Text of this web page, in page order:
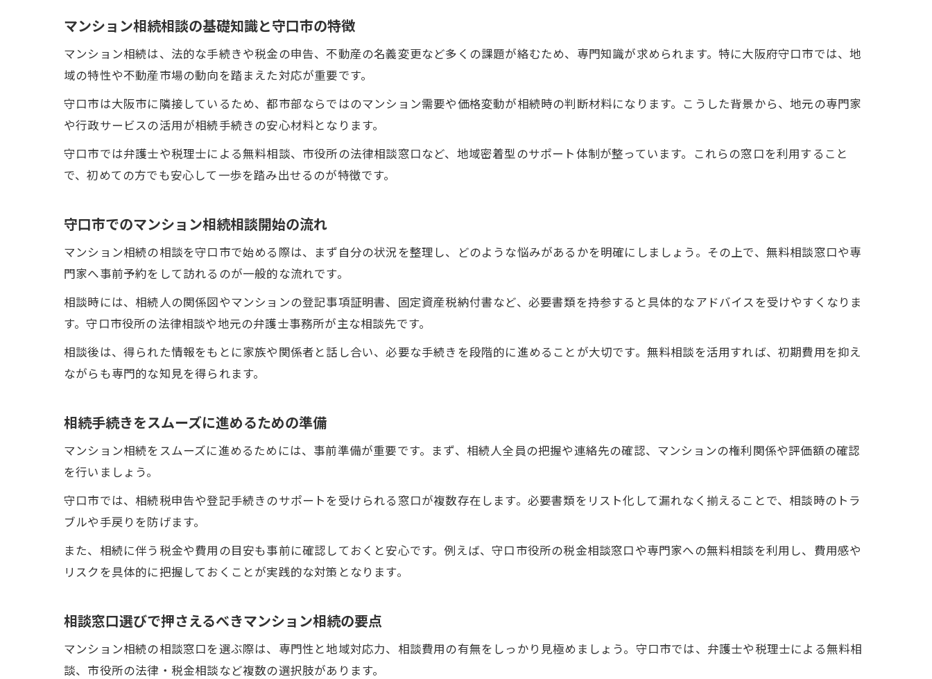
マンション相続無料相談のメリットと具体的な進め方
無料相談で得られるマンション相続のアドバイス活用術
守口市役所の無料相談で安心して相続を進める方法
相続相談の費用や窓口選びのポイント解説
マンション相続相談の主な費用と無料の活用方法
守口市で費用を抑えるマンション相続窓口の探し方
マンション相続費用の比較ポイントと注意点
マンション相続で失敗しない相談先の見極め方
信頼できるマンション相続相談先の選び方とは
守口市で評判の良いマンション相続窓口を見極めるコツ
マンション相続の失敗事例から学ぶ相談先の選定法
口コミやレビューでマンション相続相談先を比較する
無料窓口利用でマンション相続の疑問を解決するコツ
マンション相続で役立つ無料相談サービスの選び方
信頼できるマンション相続相談のコツ徹底解明
マンション相続相談で信頼関係を築くための心得
専門家とマンション相続を相談する際のチェックリスト
信頼できるマンション相続相談に必要な準備とは
守口市で実践できるマンション相続成功のアドバイス
マンション相続相談の基礎知識と守口市の特徴
マンション相続は、法的な手続きや税金の申告、不動産の名義変更など多くの課題が絡むため、専門知識が求められます。特に大阪府守口市では、地
域の特性や不動産市場の動向を踏まえた対応が重要です。
守口市は大阪市に隣接しているため、都市部ならではのマンション需要や価格変動が相続時の判断材料になります。こうした背景から、地元の専門家
や行政サービスの活用が相続手続きの安心材料となります。
守口市では弁護士や税理士による無料相談、市役所の法律相談窓口など、地域密着型のサポート体制が整っています。これらの窓口を利用すること
で、初めての方でも安心して一歩を踏み出せるのが特徴です。
守口市でのマンション相続相談開始の流れ
マンション相続の相談を守口市で始める際は、まず自分の状況を整理し、どのような悩みがあるかを明確にしましょう。その上で、無料相談窓口や専
門家へ事前予約をして訪れるのが一般的な流れです。
相談時には、相続人の関係図やマンションの登記事項証明書、固定資産税納付書など、必要書類を持参すると具体的なアドバイスを受けやすくなりま
す。守口市役所の法律相談や地元の弁護士事務所が主な相談先です。
相談後は、得られた情報をもとに家族や関係者と話し合い、必要な手続きを段階的に進めることが大切です。無料相談を活用すれば、初期費用を抑え
ながらも専門的な知見を得られます。
相続手続きをスムーズに進めるための準備
マンション相続をスムーズに進めるためには、事前準備が重要です。まず、相続人全員の把握や連絡先の確認、マンションの権利関係や評価額の確認
を行いましょう。
守口市では、相続税申告や登記手続きのサポートを受けられる窓口が複数存在します。必要書類をリスト化して漏れなく揃えることで、相談時のトラ
ブルや手戻りを防げます。
また、相続に伴う税金や費用の目安も事前に確認しておくと安心です。例えば、守口市役所の税金相談窓口や専門家への無料相談を利用し、費用感や
リスクを具体的に把握しておくことが実践的な対策となります。
相談窓口選びで押さえるべきマンション相続の要点
マンション相続の相談窓口を選ぶ際は、専門性と地域対応力、相談費用の有無をしっかり見極めましょう。守口市では、弁護士や税理士による無料相
談、市役所の法律・税金相談など複数の選択肢があります。